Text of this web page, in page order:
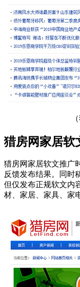
猎房网家居软
猎房网家居软文推广
反馈发布结果。同时
但仅发布正规软文内
材、家居、家具、家